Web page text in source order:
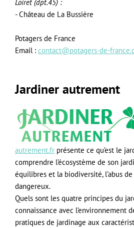
Loiret (dpt.45) :
- Château de La Bussière
Potagers de France
Email : contact@potagers-de-
Jardiner autrement
autrement.fr présente ce qu’est le
comprendre l’écosystème de son
équilibres et la biodiversité, l’abus
dangereux.
Quels sont les quatre principes du
connaissance avec l’environnement
pratiques de jardinage aux